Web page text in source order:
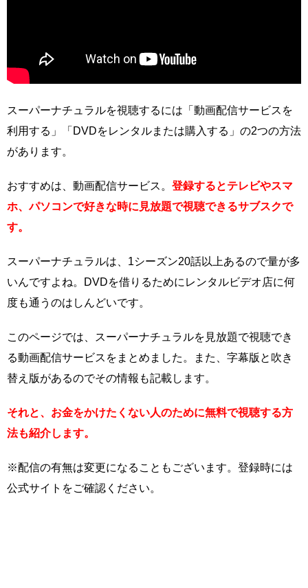
スーパーナチュラルを視聴するには「動画配信サービスを
利用する」「DVDをレンタルまたは購入する」の2つの方法
があります。
おすすめは、動画配信サービス。 登録するとテレビやスマ
ホ、パソコンで好きな時に見放題で視聴できるサブスクで
す。
スーパーナチュラルは、1シーズン20話以上あるので量が多
いんですよね。DVDを借りるためにレンタルビデオ店に何
度も通うのはしんどいです。
このページでは、スーパーナチュラルを見放題で視聴でき
る動画配信サービスをまとめました。また、字幕版と吹き
替え版があるのでその情報も記載します。
それと、お金をかけたくない人のために無料で視聴する方
法も紹介します。
※配信の有無は変更になることもございます。登録時には
公式サイトをご確認ください。